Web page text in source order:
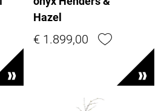
Hazel
€ 1.899,00